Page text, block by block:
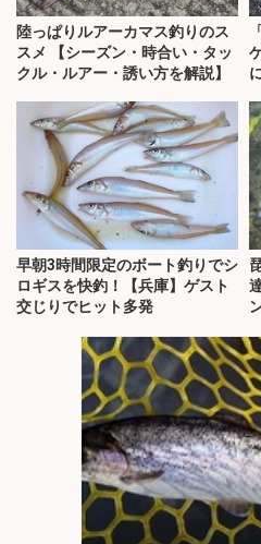
陸っぱりルアーカマス釣りのス
スメ 【シーズン・時合い・タッ
クル・ルアー・誘い方を解説】
早朝3時間限定のボート釣りでシ
ロギスを快釣！【兵庫】ゲスト
交じりでヒット多発